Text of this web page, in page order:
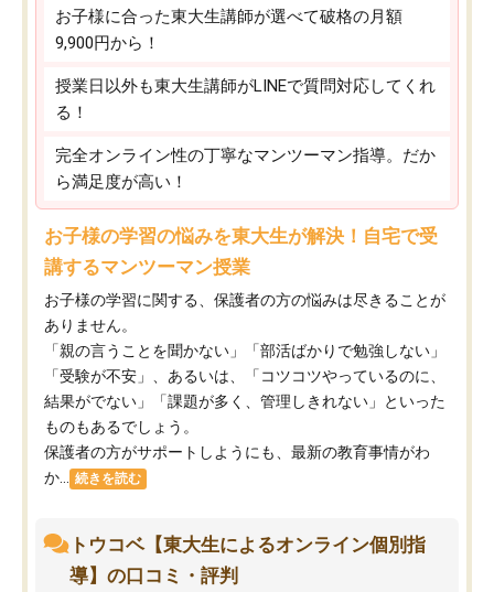
お子様に合った東大生講師が選べて破格の月額
9,900円から！
授業日以外も東大生講師がLINEで質問対応してくれ
る！
完全オンライン性の丁寧なマンツーマン指導。だか
ら満足度が高い！
お子様の学習の悩みを東大生が解決！自宅で受
講するマンツーマン授業
お子様の学習に関する、保護者の方の悩みは尽きることが
ありません。
「親の言うことを聞かない」「部活ばかりで勉強しない」
「受験が不安」、あるいは、「コツコツやっているのに、
結果がでない」「課題が多く、管理しきれない」といった
ものもあるでしょう。
保護者の方がサポートしようにも、最新の教育事情がわ
か...
続きを読む
トウコベ【東大生によるオンライン個別指
導】の口コミ・評判